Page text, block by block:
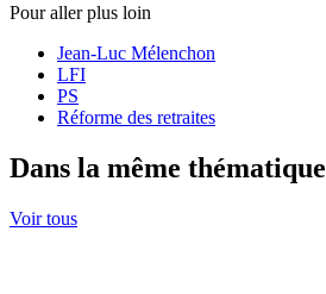
Pour aller plus loin
Jean-Luc Mélenchon
LFI
PS
Réforme des retraites
Dans la même thématique
Voir tous